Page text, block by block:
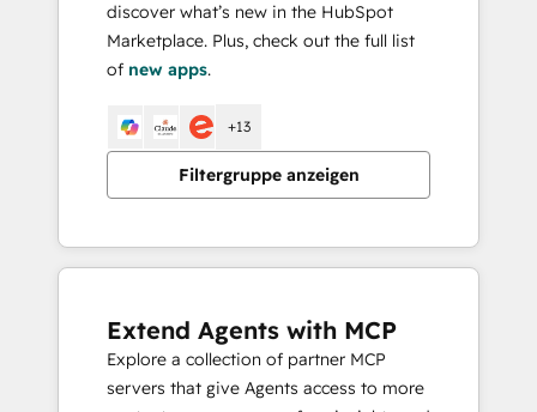
discover what’s new in the HubSpot
Marketplace. Plus, check out the full list
of new apps.
Filtergruppe anzeigen
+13
Extend Agents with MCP
Explore a collection of partner MCP
servers that give Agents access to more